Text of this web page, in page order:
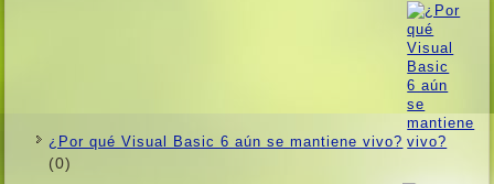
¿Por qué Visual Basic 6 aún se mantiene vivo?
(0)